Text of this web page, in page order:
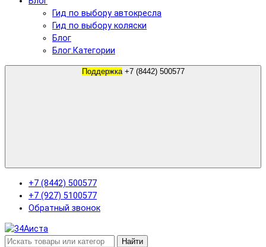
Гид по выбору автокресла
Гид по выбору коляски
Блог
Блог.Категории
Поддержка +7 (8442) 500577
+7 (8442) 500577
+7 (927) 5100577
Обратный звонок
Найти